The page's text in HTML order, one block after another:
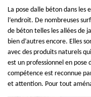
La pose dalle béton dans les
l’endroit. De nombreuses
de béton telles les allées de
bien d’autres encore. Elles
avec des produits naturels
est un professionnel en pose
compétence est reconnue
et attention. Pour tout